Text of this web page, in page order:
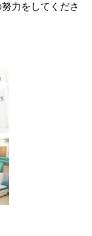
力をしてくださ